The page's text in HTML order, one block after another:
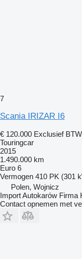
7
Scania IRIZAR I6
€ 120.000 Exclusief BTW
Touringcar
2015
1.490.000 km
Euro 6
Vermogen 410 PK (301
Polen, Wojnicz
Import Autokarów Firma
Contact opnemen met